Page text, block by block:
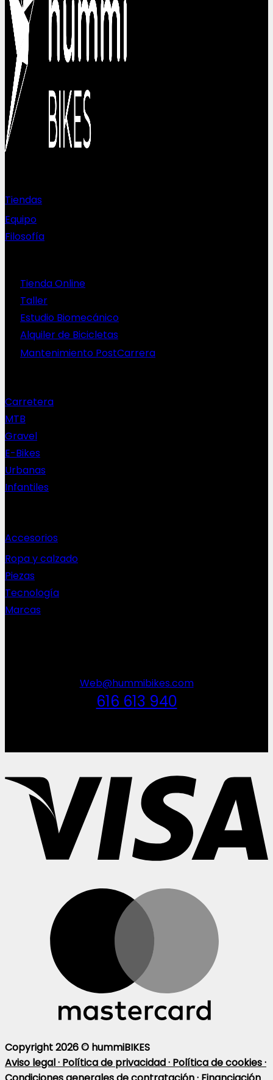
Tiendas
Equipo
Filosofía
Tienda Online
Taller
Estudio Biomecánico
Alquiler de Bicicletas
Mantenimiento PostCarrera
Carretera
MTB
Gravel
E-Bikes
Urbanas
Infantiles
Accesorios
Ropa y calzado
Piezas
Tecnología
Marcas
Web@hummibikes.com
616 613 940
Copyright 2026 © hummiBIKES
Aviso legal · Política de privacidad · Política de cookies ·